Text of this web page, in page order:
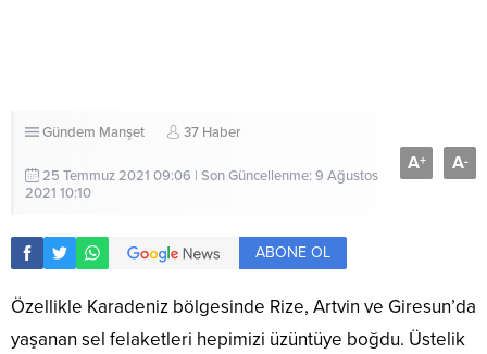
Gündem Manşet 37 Haber
25 Temmuz 2021 09:06 | Son Güncellenme: 9 Ağustos
2021 10:10
A+ A-
ABONE OL
Özellikle Karadeniz bölgesinde Rize, Artvin ve Giresun’da
yaşanan sel felaketleri hepimizi üzüntüye boğdu. Üstelik